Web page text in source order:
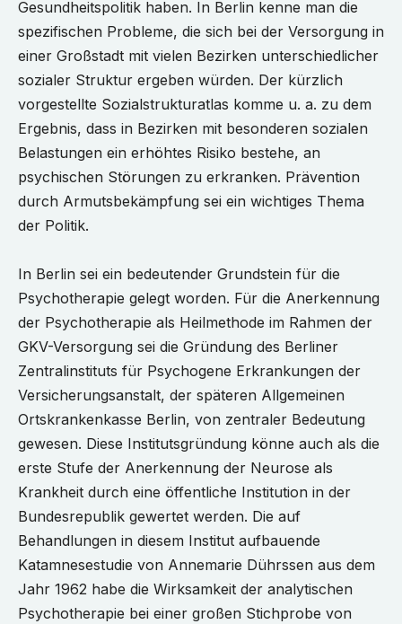
Gesundheitspolitik haben. In Berlin kenne man die
spezifischen Probleme, die sich bei der Versorgung in
einer Großstadt mit vielen Bezirken unterschiedlicher
sozialer Struktur ergeben würden. Der kürzlich
vorgestellte Sozialstrukturatlas komme u. a. zu dem
Ergebnis, dass in Bezirken mit besonderen sozialen
Belastungen ein erhöhtes Risiko bestehe, an
psychischen Störungen zu erkranken. Prävention
durch Armutsbekämpfung sei ein wichtiges Thema
der Politik.
In Berlin sei ein bedeutender Grundstein für die
Psychotherapie gelegt worden. Für die Anerkennung
der Psychotherapie als Heilmethode im Rahmen der
GKV-Versorgung sei die Gründung des Berliner
Zentralinstituts für Psychogene Erkrankungen der
Versicherungsanstalt, der späteren Allgemeinen
Ortskrankenkasse Berlin, von zentraler Bedeutung
gewesen. Diese Institutsgründung könne auch als die
erste Stufe der Anerkennung der Neurose als
Krankheit durch eine öffentliche Institution in der
Bundesrepublik gewertet werden. Die auf
Behandlungen in diesem Institut aufbauende
Katamnesestudie von Annemarie Dührssen aus dem
Jahr 1962 habe die Wirksamkeit der analytischen
Psychotherapie bei einer großen Stichprobe von